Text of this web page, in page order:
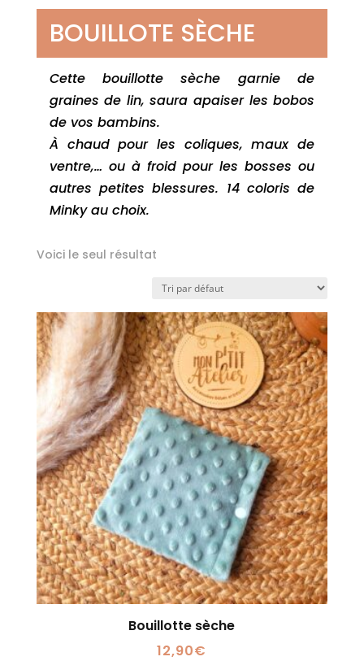
BOUILLOTE SÈCHE
Cette bouillotte sèche garnie de
graines de lin, saura apaiser les bobos
de vos bambins.
À chaud pour les coliques, maux de
ventre,… ou à froid pour les bosses ou
autres petites blessures. 14 coloris de
Minky au choix.
Voici le seul résultat
Bouillotte sèche
12,90€